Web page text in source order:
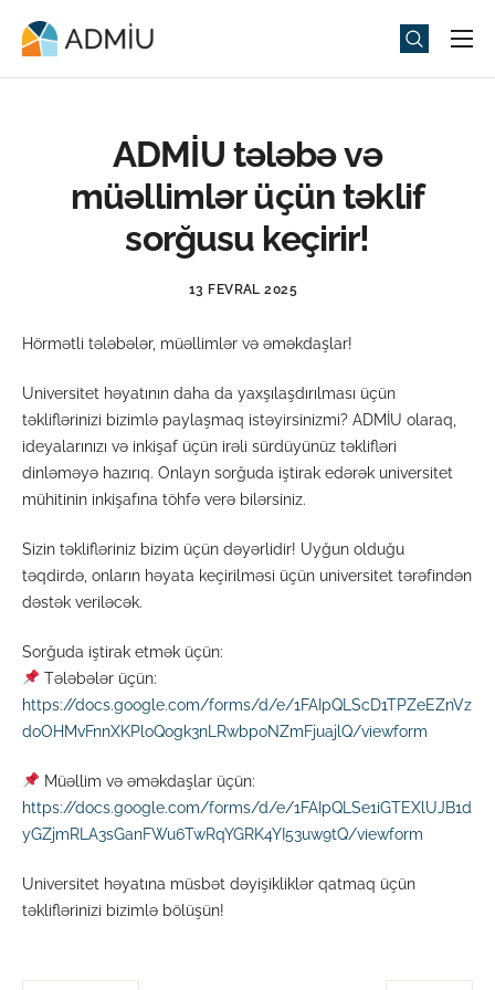
Universitet
Tədbirlər
ADMIU Sİ
eMağaza
ADMİU tələbə və
müəllimlər üçün təklif
sorğusu keçirir!
13 FEVRAL 2025
Hörmətli tələbələr, müəllimlər və əməkdaşlar!
Universitet həyatının daha da yaxşılaşdırılması üçün
təkliflərinizi bizimlə paylaşmaq istəyirsinizmi? ADMİU olaraq,
ideyalarınızı və inkişaf üçün irəli sürdüyünüz təklifləri
dinləməyə hazırıq. Onlayn sorğuda iştirak edərək universitet
mühitinin inkişafına töhfə verə bilərsiniz.
Sizin təklifləriniz bizim üçün dəyərlidir! Uyğun olduğu
təqdirdə, onların həyata keçirilməsi üçün universitet tərəfindən
dəstək veriləcək.
Sorğuda iştirak etmək üçün:
Tələbələr üçün:
https://docs.google.com/forms/d/e/1FAIpQLScD1TPZeEZnVz
doOHMvFnnXKPloQogk3nLRwbpoNZmFjuajlQ/viewform
Müəllim və əməkdaşlar üçün:
https://docs.google.com/forms/d/e/1FAIpQLSe1iGTEXlUJB1d
yGZjmRLA3sGanFWu6TwRqYGRK4YI53uw9tQ/viewform
Universitet həyatına müsbət dəyişikliklər qatmaq üçün
təkliflərinizi bizimlə bölüşün!